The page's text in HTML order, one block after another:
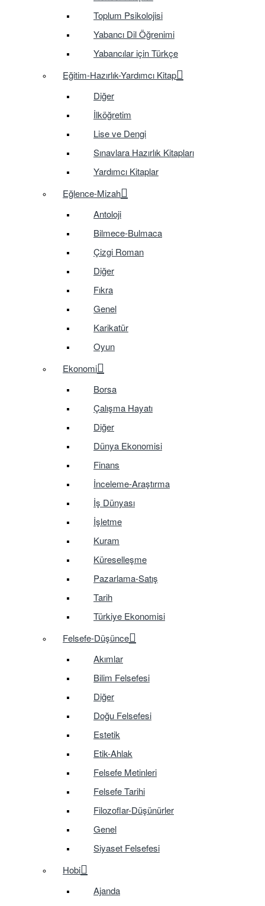
Toplum Psikolojisi
Yabancı Dil Öğrenimi
Yabancılar için Türkçe
Eğitim-Hazırlık-Yardımcı Kitap
Diğer
İlköğretim
Lise ve Dengi
Sınavlara Hazırlık Kitapları
Yardımcı Kitaplar
Eğlence-Mizah
Antoloji
Bilmece-Bulmaca
Çizgi Roman
Diğer
Fıkra
Genel
Karikatür
Oyun
Ekonomi
Borsa
Çalışma Hayatı
Diğer
Dünya Ekonomisi
Finans
İnceleme-Araştırma
İş Dünyası
İşletme
Kuram
Küreselleşme
Pazarlama-Satış
Tarih
Türkiye Ekonomisi
Felsefe-Düşünce
Akımlar
Bilim Felsefesi
Diğer
Doğu Felsefesi
Estetik
Etik-Ahlak
Felsefe Metinleri
Felsefe Tarihi
Filozoflar-Düşünürler
Genel
Siyaset Felsefesi
Hobi
Ajanda